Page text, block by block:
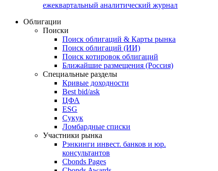
ежеквартальный аналитический журнал
Облигации
Поиски
Поиск облигаций & Карты рынка
Поиск облигаций (ИИ)
Поиск котировок облигаций
Ближайшие размещения (Россия)
Специальные разделы
Кривые доходности
Best bid/ask
ЦФА
ESG
Сукук
Ломбардные списки
Участники рынка
Рэнкинги инвест. банков и юр.
консультантов
Cbonds Pages